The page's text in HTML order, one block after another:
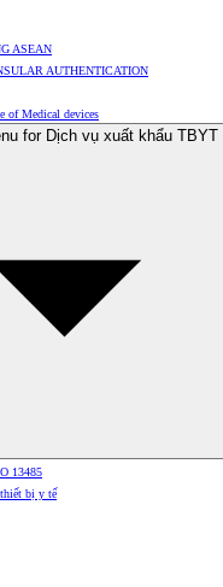
ASEAN
AUTHENTICATION
of Medical devices
for Dịch vụ xuất khẩu TBYT
13485
bị y tế